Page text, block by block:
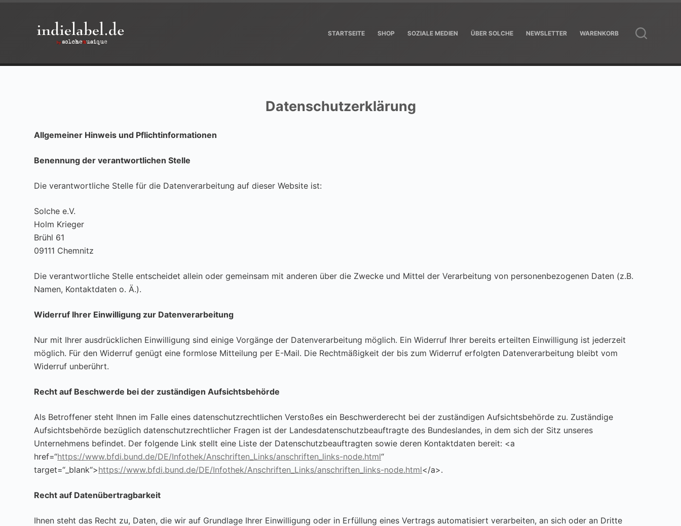
n
STARTSEITE SHOP SOZIALE MEDIEN ÜBER SOLCHE NEWSLETTER WARENKORB
Datenschutzerklärung
Allgemeiner Hinweis und Pflichtinformationen
Benennung der verantwortlichen Stelle
Die verantwortliche Stelle für die Datenverarbeitung auf dieser Website ist:
Solche e.V.
Holm Krieger
Brühl 61
09111 Chemnitz
Die verantwortliche Stelle entscheidet allein oder gemeinsam mit anderen über die Zwecke und Mittel der Verarbeitung von personenbezogenen Daten (z.B.
Namen, Kontaktdaten o. Ä.).
Widerruf Ihrer Einwilligung zur Datenverarbeitung
Nur mit Ihrer ausdrücklichen Einwilligung sind einige Vorgänge der Datenverarbeitung möglich. Ein Widerruf Ihrer bereits erteilten Einwilligung ist jederzeit
möglich. Für den Widerruf genügt eine formlose Mitteilung per E-Mail. Die Rechtmäßigkeit der bis zum Widerruf erfolgten Datenverarbeitung bleibt vom
Widerruf unberührt.
Recht auf Beschwerde bei der zuständigen Aufsichtsbehörde
Als Betroffener steht Ihnen im Falle eines datenschutzrechtlichen Verstoßes ein Beschwerderecht bei der zuständigen Aufsichtsbehörde zu. Zuständige
Aufsichtsbehörde bezüglich datenschutzrechtlicher Fragen ist der Landesdatenschutzbeauftragte des Bundeslandes, in dem sich der Sitz unseres
Unternehmens befindet. Der folgende Link stellt eine Liste der Datenschutzbeauftragten sowie deren Kontaktdaten bereit: <a
href=“https://www.bfdi.bund.de/DE/Infothek/Anschriften_Links/anschriften_links-node.html“
target=“_blank“>https://www.bfdi.bund.de/DE/Infothek/Anschriften_Links/anschriften_links-node.html</a>.
Recht auf Datenübertragbarkeit
Ihnen steht das Recht zu, Daten, die wir auf Grundlage Ihrer Einwilligung oder in Erfüllung eines Vertrags automatisiert verarbeiten, an sich oder an Dritte